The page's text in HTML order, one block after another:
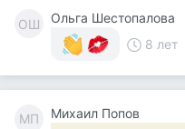
ОШ
Ольга Шестопалова
8 лет
МП Михаил Попов